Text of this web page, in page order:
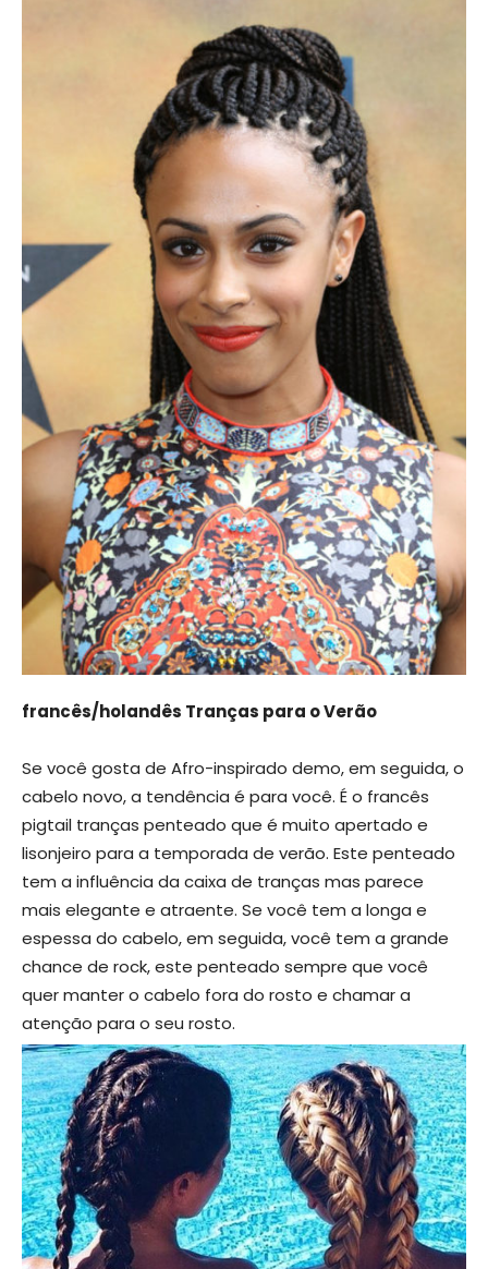
francês/holandês Tranças para o Verão
Se você gosta de Afro-inspirado demo, em seguida, o
cabelo novo, a tendência é para você. É o francês
pigtail tranças penteado que é muito apertado e
lisonjeiro para a temporada de verão. Este penteado
tem a influência da caixa de tranças mas parece
mais elegante e atraente. Se você tem a longa e
espessa do cabelo, em seguida, você tem a grande
chance de rock, este penteado sempre que você
quer manter o cabelo fora do rosto e chamar a
atenção para o seu rosto.